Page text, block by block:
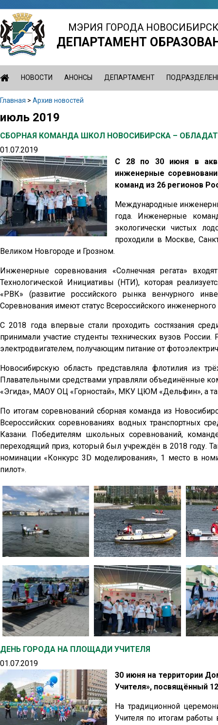
Jump
to
navigation
МЭРИЯ ГОРОДА
ДЕПАРТАМЕНТ
НОВОСТИ АНОНСЫ ДЕПАРТАМЕНТ
Главная > Архив новостей
Back
top
июль 2019
СБОРНАЯ КОМАНДА ШКОЛ НОВОСИБИРСКА –
01.07.2019
С 28 по 30 июня в
инженерные
команд из 26 регионов
Международные
года. Инженерные
экологически чистых
проходили в Москве,
Великом Новгороде и Грозном.
Инженерные соревнования «Солнечная регата»
Технологической Инициативы (НТИ), которая
«РВК» (развитие российского рынка венчурного
Соревнования имеют статус Всероссийского инженерного
С 2018 года впервые стали проходить состязания
принимали участие студенты технических вузов
электродвигателем, получающим питание от
Новосибирскую область представляла флотилия из
Плавательными средствами управляли
«Эгида», МАОУ ОЦ «Горностай», МКУ ЦЮМ «Дельфин», а
По итогам соревнований сборная команда из
Всероссийских соревнованиях водных транспортных
Казани. Победителям школьных соревнований,
переходящий приз, который был учреждён в 2018 году.
номинации «Конкурс 3D моделирования», 1 место в
пилот».
ДЕНЬ ГОРОДА НА ПЛОЩАДИ УЧИТЕЛЯ
01.07.2019
30 июня на территории
Учителя», посвящённый
На традиционной
Учителя по итогам работы